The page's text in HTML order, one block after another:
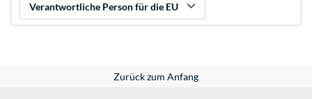
Verantwortliche Person für die EU
Zurück zum Anfang